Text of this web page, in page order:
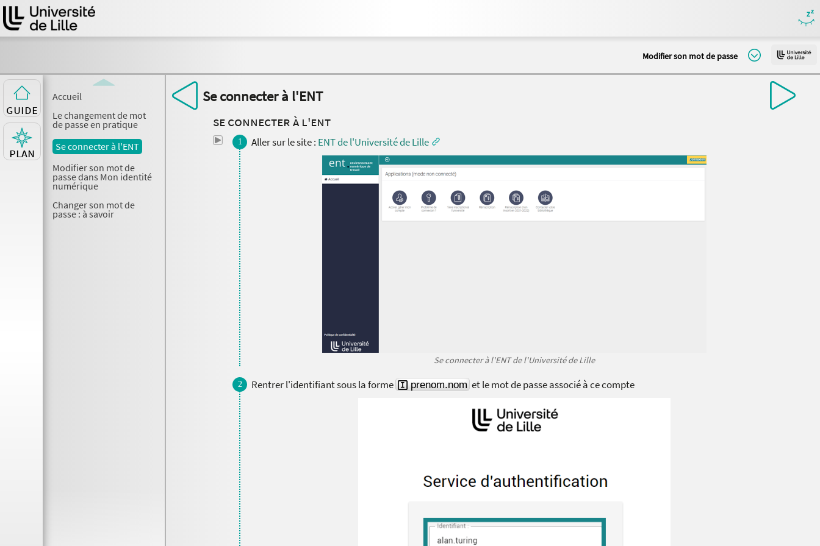
Modifier son mot de passe
Se connecter à l'ENT
Se connecter à l'ENT
Aller sur le site : ENT de l'Université de Lille
Se connecter à l'ENT de l'Université de Lille
Rentrer l'identifiant sous la forme prenom.nom et le mot de passe associé à ce compte
Accueil
Le changement de mot
de passe en pratique
Se connecter à l'ENT
Modifier son mot de
passe dans Mon identité
numérique
Changer son mot de
passe : à savoir
Guide
Plan